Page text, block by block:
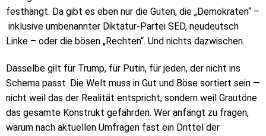
festhängt. Da gibt es eben nur die Guten, die „Demokraten“ –
inklusive umbenannter Diktatur-Partei SED, neudeutsch
Linke – oder die bösen „Rechten“. Und nichts dazwischen.
Dasselbe gilt für Trump, für Putin, für jeden, der nicht ins
Schema passt. Die Welt muss in Gut und Böse sortiert sein —
nicht weil das der Realität entspricht, sondern weil Grautöne
das gesamte Konstrukt gefährden. Wer anfängt zu fragen,
warum nach aktuellen Umfragen fast ein Drittel der